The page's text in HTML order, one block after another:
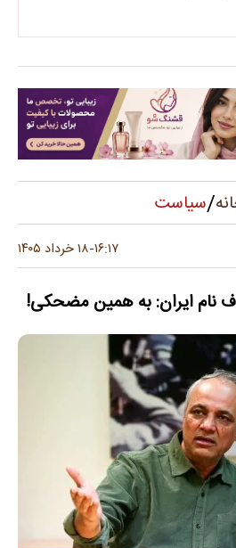
/سیاست
۱۶:۱۷-۱۸ خرداد ۱۴۰۵
نام ایران: به همین مضحکی!